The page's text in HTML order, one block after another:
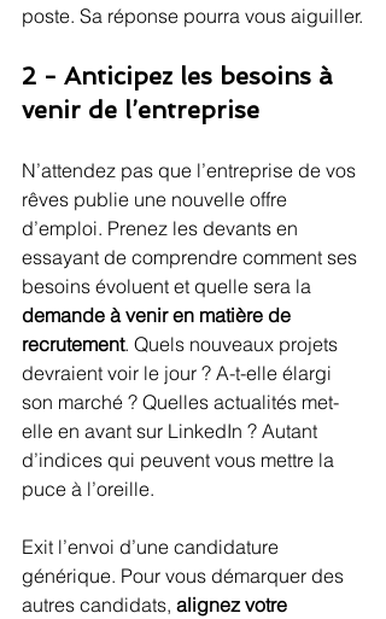
poste. Sa réponse pourra vous aiguiller.
2 - Anticipez les besoins à
venir de l’entreprise
N’attendez pas que l’entreprise de vos
rêves publie une nouvelle offre
d’emploi. Prenez les devants en
essayant de comprendre comment ses
besoins évoluent et quelle sera la
demande à venir en matière de
recrutement. Quels nouveaux projets
devraient voir le jour ? A-t-elle élargi
son marché ? Quelles actualités met-
elle en avant sur LinkedIn ? Autant
d’indices qui peuvent vous mettre la
puce à l’oreille.
Exit l’envoi d’une candidature
générique. Pour vous démarquer des
autres candidats, alignez votre